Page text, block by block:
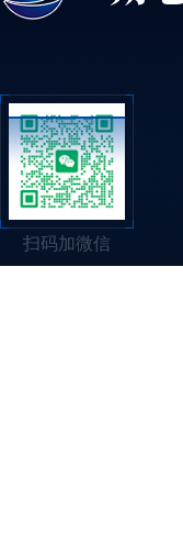
扫码加微信